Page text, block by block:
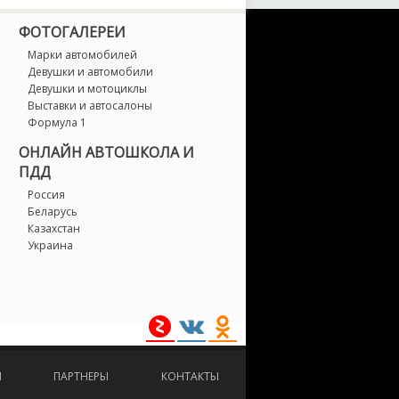
ФОТОГАЛЕРЕИ
Марки автомобилей
Девушки и автомобили
Девушки и мотоциклы
Выставки и автосалоны
Формула 1
ОНЛАЙН АВТОШКОЛА И
ПДД
Россия
Беларусь
Казахстан
Украина
ПАРТНЕРЫ КОНТАКТЫ